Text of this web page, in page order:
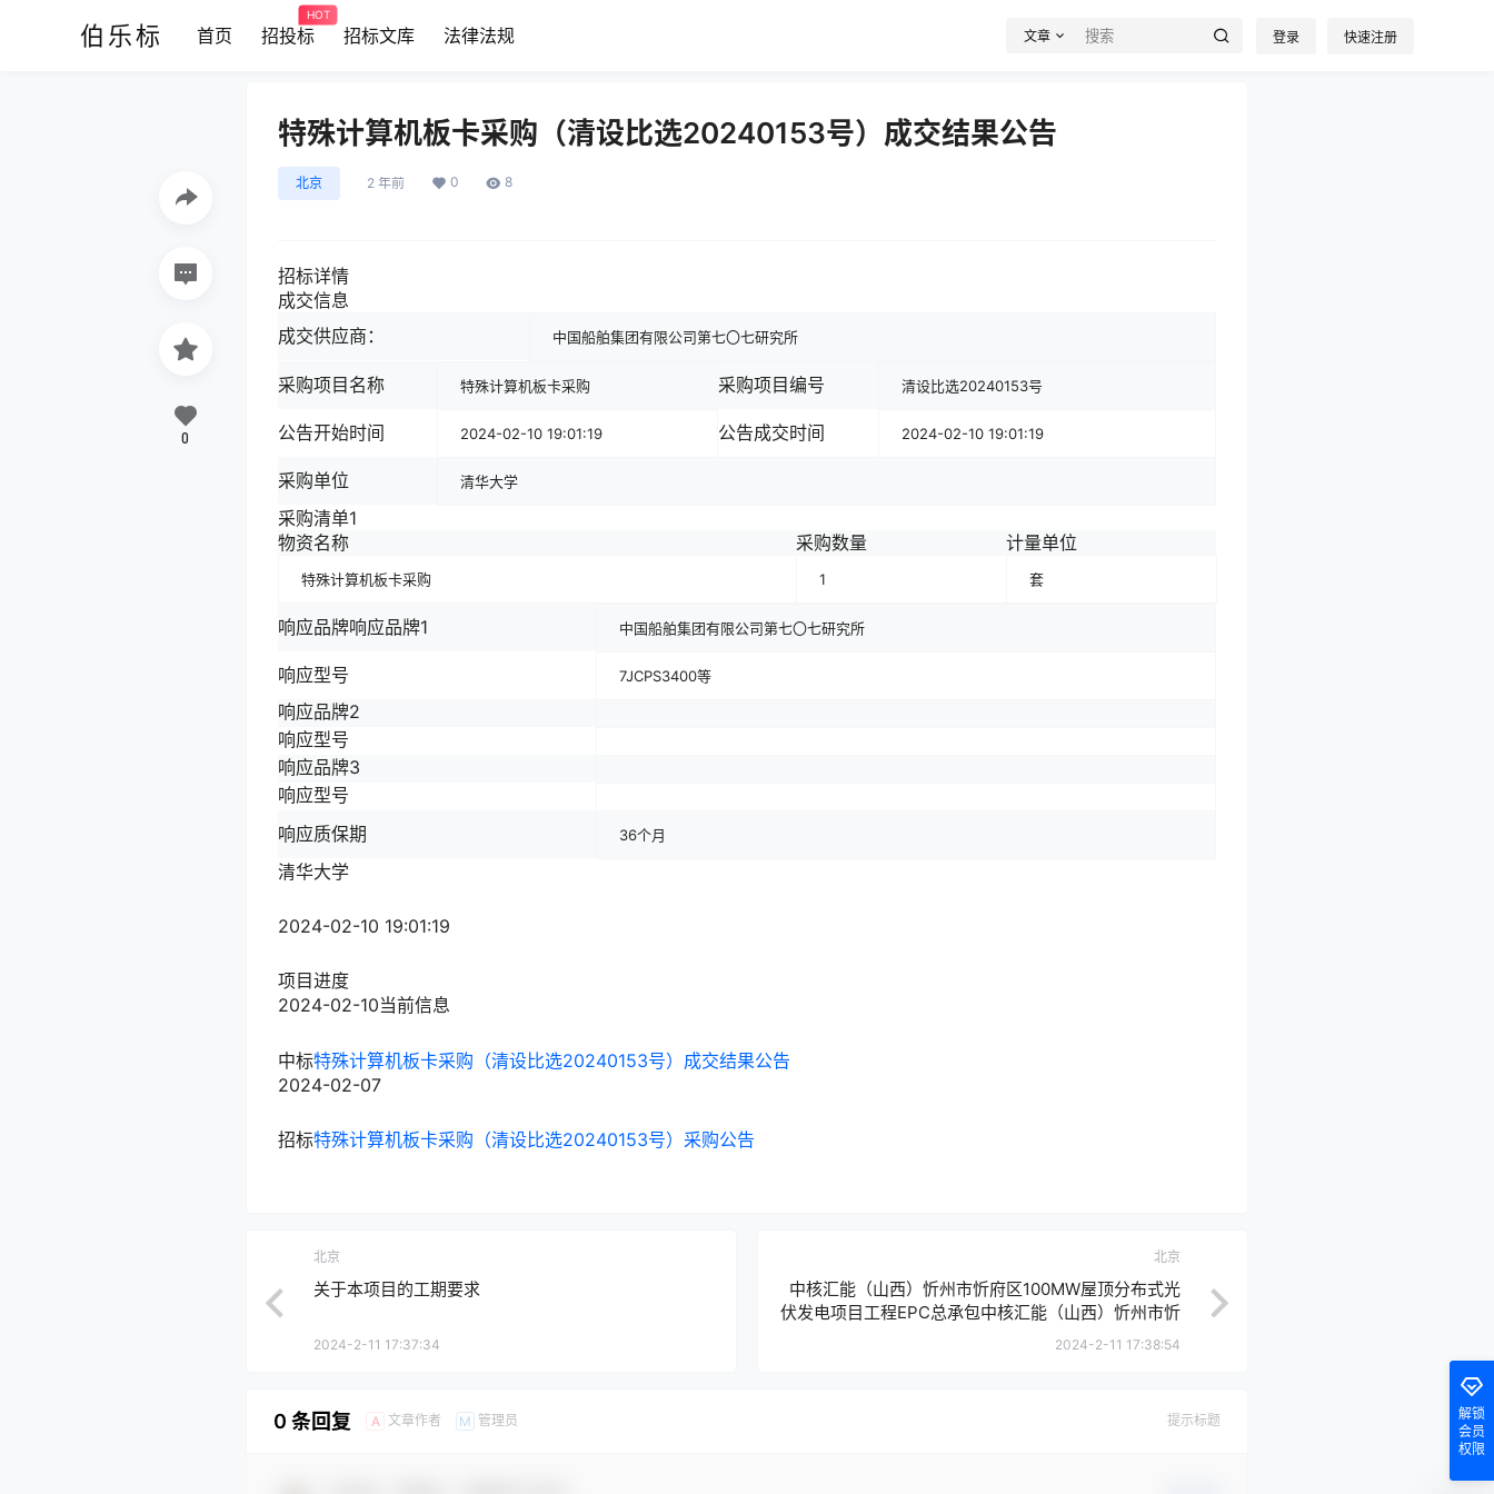
伯乐标 首页 招投标
HOT
招标文库 法律法规 文章 登录 快速注册
特殊计算机板卡采购（清设比选20240153号）成交结果公告
北京 2 年前 0 8
招标详情
成交信息
成交供应商：
中国船舶集团有限公司第七〇七研究所
采购项目名称 特殊计算机板卡采购 采购项目编号 清设比选20240153号
公告开始时间 2024-02-10 19:01:19 公告成交时间 2024-02-10 19:01:19
采购单位 清华大学
采购清单1
物资名称
采购数量 计量单位
特殊计算机板卡采购 1 套
响应品牌响应品牌1 中国船舶集团有限公司第七〇七研究所
响应型号 7JCPS3400等
响应品牌2
响应型号
响应品牌3
响应型号
响应质保期
36个月
清华大学
2024-02-10 19:01:19
项目进度
2024-02-10当前信息
中标特殊计算机板卡采购（清设比选20240153号）成交结果公告
2024-02-07
招标特殊计算机板卡采购（清设比选20240153号）采购公告
0
北京
关于本项目的工期要求
2024-2-11 17:37:34
北京
中核汇能（山西）忻州市忻府区100MW屋顶分布式光
伏发电项目工程EPC总承包中核汇能（山西）忻州市忻
府区100MW屋顶分布式光伏发电项目工程EPC总承包
2024-2-11 17:38:54
0 条回复 A 文章作者 M 管理员 提示标题
解锁
会员
权限